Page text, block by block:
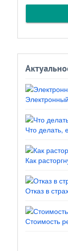
Что делать,
Как
Отказ в
Стоимость